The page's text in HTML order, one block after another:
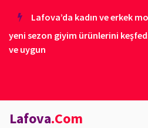
Lafova’da kadın ve erkek
yeni sezon giyim ürünlerini
ve uygun
Lafova.Com